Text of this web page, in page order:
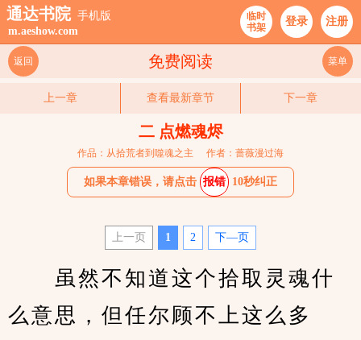
通达书院 手机版
m.aeshow.com
临时
书架
登录 注册
免费阅读
返回 菜单
上一章 查看最新章节 下一章
二 点燃魂烬
作品：从拾荒者到噬魂之主 作者：蔷薇漫过海
如果本章错误，请点击 报错 10秒纠正
上一页 1 2 下—页
虽然不知道这个拾取灵魂什
么意思，但任尔顾不上这么多